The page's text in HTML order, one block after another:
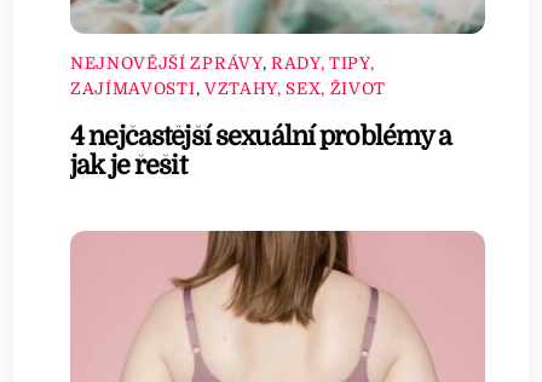
NEJNOVĚJŠÍ ZPRÁVY, RADY, TIPY,
ZAJÍMAVOSTI, VZTAHY, SEX, ŽIVOT
4 nejčastější sexuální problémy a
jak je řešit